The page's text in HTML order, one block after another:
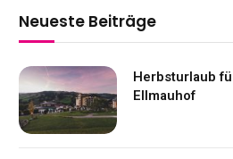
Neueste Beiträge
Herbsturlaub
Ellmauhof